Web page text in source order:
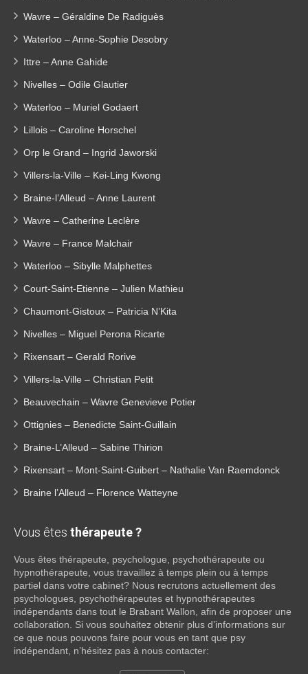
Wavre – Géraldine De Radiguès
Waterloo – Anne-Sophie Desobry
Ittre – Anne Gahide
Nivelles – Odile Glautier
Waterloo – Muriel Godaert
Lillois – Caroline Horschel
Orp le Grand – Ingrid Jaworski
Villers-la-Ville – Kei-Ling Kwong
Braine-l’Alleud – Anne Laurent
Wavre – Catherine Leclère
Wavre – France Malchair
Waterloo – Sibylle Malphettes
Court-Saint-Etienne – Julien Mathieu
Chaumont-Gistoux – Patricia N’Kita
Nivelles – Miguel Perona Ricarte
Rixensart – Gerald Rorive
Villers-la-Ville – Christian Petit
Beauvechain – Wavre Genevieve Potier
Ottignies – Benedicte Saint-Guillain
Braine-L’Alleud – Sabine Thirion
Rixensart – Mont-Saint-Guibert – Nathalie Van Raemdonck
Braine l’Alleud – Florence Watteyne
Vous êtes thérapeute ?
Vous êtes thérapeute, psychologue, psychothérapeute ou
hypnothérapeute, vous travaillez à temps plein ou à temps
partiel dans votre cabinet? Nous recrutons actuellement des
psychologues, psychothérapeutes et hypnothérapeutes
indépendants dans tout le Brabant Wallon, afin de proposer une
collaboration. Si vous souhaitez obtenir plus d’informations sur
ce que nous pouvons faire pour vous en tant que psy
indépendant, n’hésitez pas à nous contacter: